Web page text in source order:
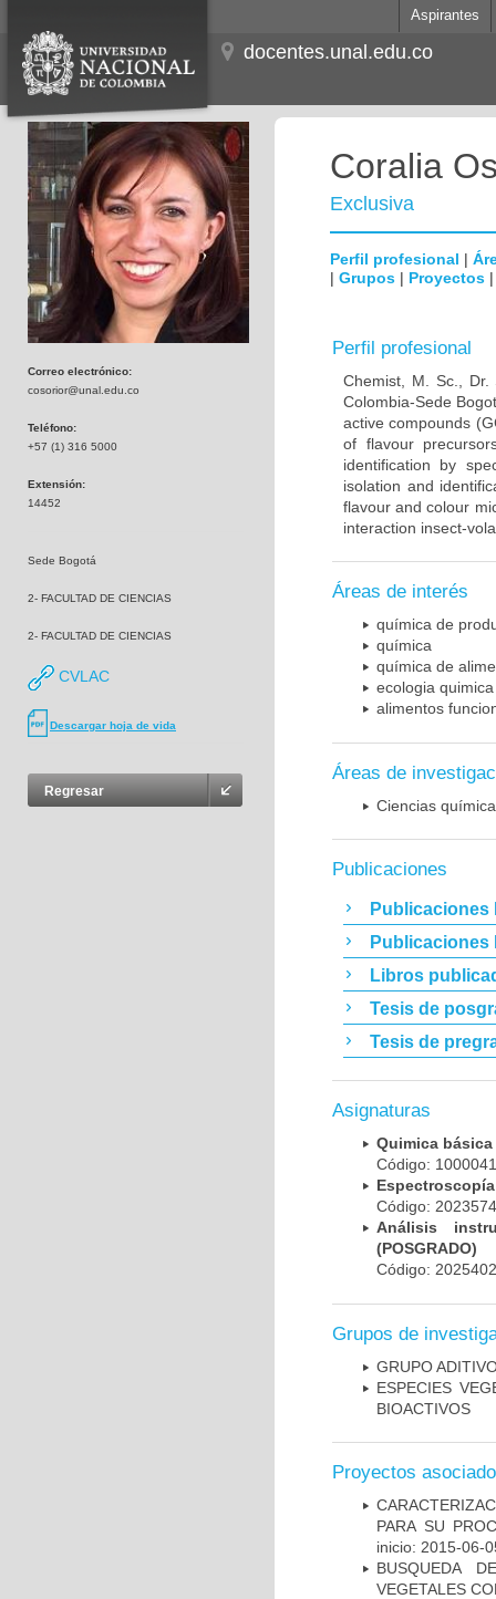
Aspirantes
docentes.unal.edu.co
Correo electrónico:
cosorior@unal.edu.co
Teléfono:
+57 (1) 316 5000
Extensión:
14452
Sede Bogotá
2- FACULTAD DE CIENCIAS
2- FACULTAD DE CIENCIAS
CVLAC
Descargar hoja de vida
Regresar
Coralia
Exclusiva
Perfil profesional |
| Grupos | Proyectos
Perfil profesional
Chemist, M. Sc., Dr.
Colombia-Sede
active compounds
of flavour
identification by
isolation and
flavour and colour
interaction insect-
Áreas de interés
química de
química
química de
ecologia quimica
alimentos
Áreas de
Ciencias
Publicaciones
Publicaciones
Publicaciones
Libros
Tesis de
Tesis de
Asignaturas
Quimica básica
Código:
Espectroscopía
Código:
Análisis
(POSGRADO)
Código:
Grupos de
GRUPO
ESPECIES
BIOACTIVOS
Proyectos
PARA SU
inicio: 2015-06-
BUSQUEDA
VEGETALES